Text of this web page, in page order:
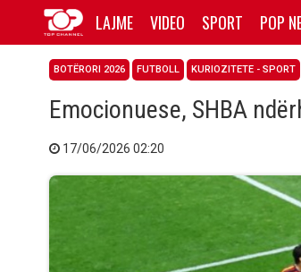
LAJME VIDEO SPORT POP
BOTËRORI 2026 FUTBOLL KURIOZITETE - SPORT
Emocionuese, SHBA
17/06/2026 02:20